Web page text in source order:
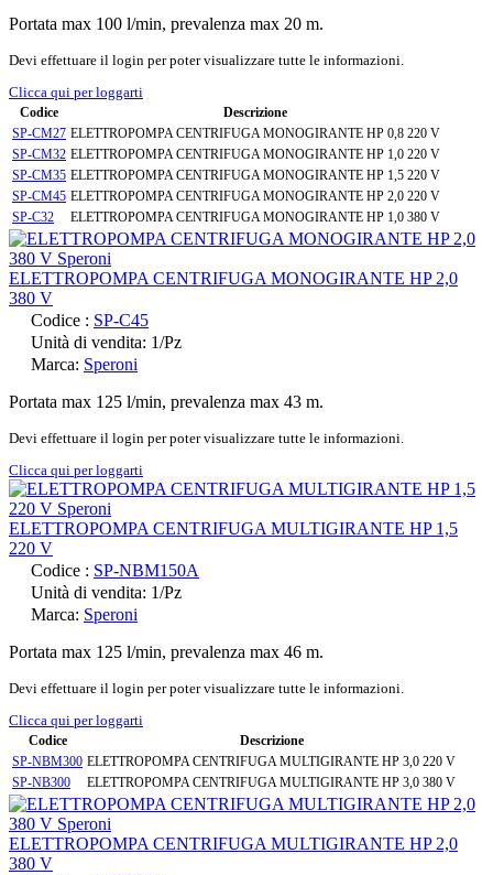
Portata max 100 l/min, prevalenza max 20 m.
Devi effettuare il login per poter visualizzare tutte le informazioni.
Clicca qui per loggarti
Codice
Descrizione
SP-CM27 ELETTROPOMPA CENTRIFUGA MONOGIRANTE HP 0,8 220 V
SP-CM32 ELETTROPOMPA CENTRIFUGA MONOGIRANTE HP 1,0 220 V
SP-CM35 ELETTROPOMPA CENTRIFUGA MONOGIRANTE HP 1,5 220 V
SP-CM45 ELETTROPOMPA CENTRIFUGA MONOGIRANTE HP 2,0 220 V
SP-C32
ELETTROPOMPA CENTRIFUGA MONOGIRANTE HP 1,0 380 V
ELETTROPOMPA CENTRIFUGA MONOGIRANTE HP 2,0
380 V
Codice : SP-C45
Unità di vendita: 1/Pz
Marca: Speroni
Portata max 125 l/min, prevalenza max 43 m.
Devi effettuare il login per poter visualizzare tutte le informazioni.
Clicca qui per loggarti
ELETTROPOMPA CENTRIFUGA MULTIGIRANTE HP 1,5
220 V
Codice : SP-NBM150A
Unità di vendita: 1/Pz
Marca: Speroni
Portata max 125 l/min, prevalenza max 46 m.
Devi effettuare il login per poter visualizzare tutte le informazioni.
Clicca qui per loggarti
Codice
Descrizione
SP-NBM300 ELETTROPOMPA CENTRIFUGA MULTIGIRANTE HP 3,0 220 V
SP-NB300
ELETTROPOMPA CENTRIFUGA MULTIGIRANTE HP 3,0 380 V
ELETTROPOMPA CENTRIFUGA MULTIGIRANTE HP 2,0
380 V